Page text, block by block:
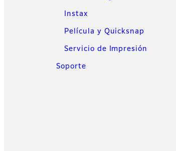
Instax
Película y Quicksnap
Servicio de Impresión
Soporte